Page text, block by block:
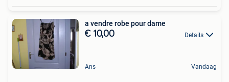
a vendre robe pour dame
€ 10,00 Details
Ans Vandaag